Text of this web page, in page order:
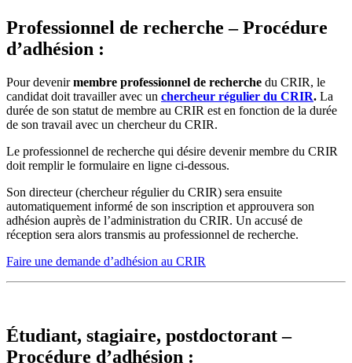
Professionnel de recherche – Procédure
d’adhésion :
Pour devenirmembre professionnel de recherche du CRIR, le
candidat doit travailler avec un chercheur régulier du CRIR. La
durée de son statut de membre au CRIR est en fonction de la durée
de son travail avec un chercheur du CRIR.
Le professionnel de recherche qui désire devenir membre du CRIR
doit remplir le formulaire en ligne ci-dessous.
Son directeur (chercheur régulier du CRIR) sera ensuite
automatiquement informé de son inscription et approuvera son
adhésion auprès de l’administration du CRIR. Un accusé de
réception sera alors transmis au professionnel de recherche.
Faire une demande d’adhésion au CRIR
Étudiant, stagiaire, postdoctorant –
Procédure d’adhésion :